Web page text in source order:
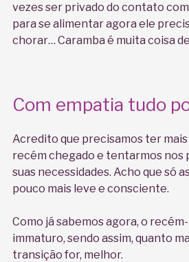
vezes ser privado do contato
para se alimentar agora ele
chorar… Caramba é muita coisa
Com empatia tudo
Acredito que precisamos ter mais
recém chegado e tentarmos nos
suas necessidades. Acho que só
pouco mais leve e consciente.
Como já sabemos agora, o
immaturo, sendo assim, quanto
transição for, melhor.